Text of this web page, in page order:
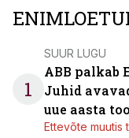
1
SUUR LUGU
ABB palkab
Juhid
uue aasta
Ettevõte muutis